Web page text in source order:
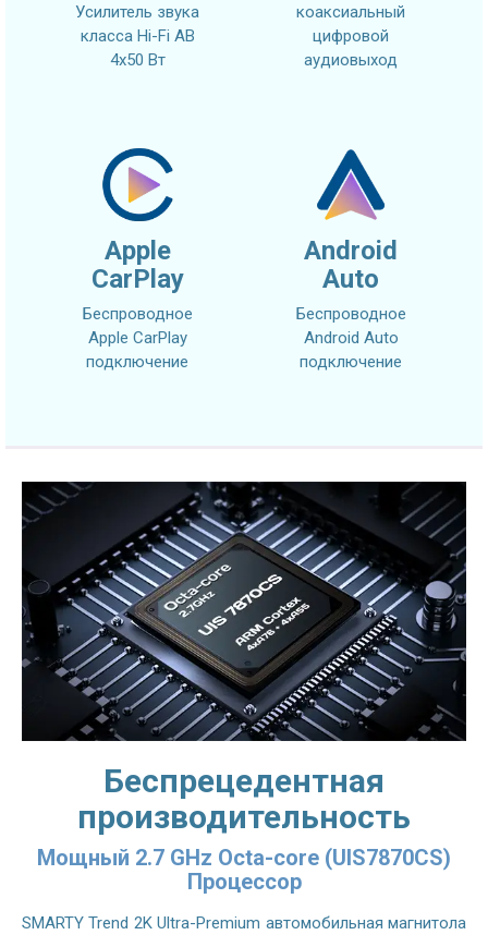
Усилитель звука
класса Hi-Fi AB
4x50 Вт
коаксиальный
цифровой
аудиовыход
Apple
CarPlay
Беспроводное
Apple CarPlay
подключение
Android
Auto
Беспроводное
Android Auto
подключение
Беспрецедентная
производительность
Мощный 2.7 GHz Octa-core (UIS7870CS)
Процессор
SMARTY Trend 2K Ultra-Premium автомобильная магнитола